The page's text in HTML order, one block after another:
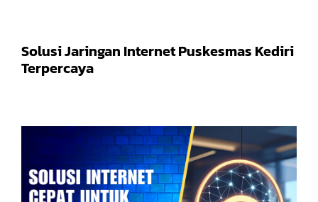
Solusi Jaringan Internet Puskesmas Kediri
Terpercaya